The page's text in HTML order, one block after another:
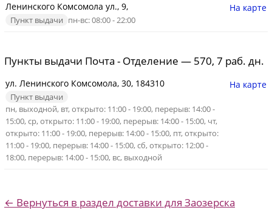
Ленинского Комсомола ул., 9,
Пункт выдачи пн-вс: 08:00 - 22:00
На карте
Пункты выдачи Почта - Отделение — 570, 7 раб. дн.
ул. Ленинского Комсомола, 30, 184310
Пункт выдачи
пн, выходной, вт, открыто: 11:00 - 19:00, перерыв: 14:00 -
15:00, ср, открыто: 11:00 - 19:00, перерыв: 14:00 - 15:00, чт,
открыто: 11:00 - 19:00, перерыв: 14:00 - 15:00, пт, открыто:
11:00 - 19:00, перерыв: 14:00 - 15:00, сб, открыто: 12:00 -
18:00, перерыв: 14:00 - 15:00, вс, выходной
На карте
← Вернуться в раздел доставки для Заозерска